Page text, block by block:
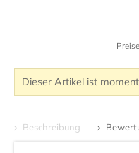
Dieser Artikel ist
Beschreibung